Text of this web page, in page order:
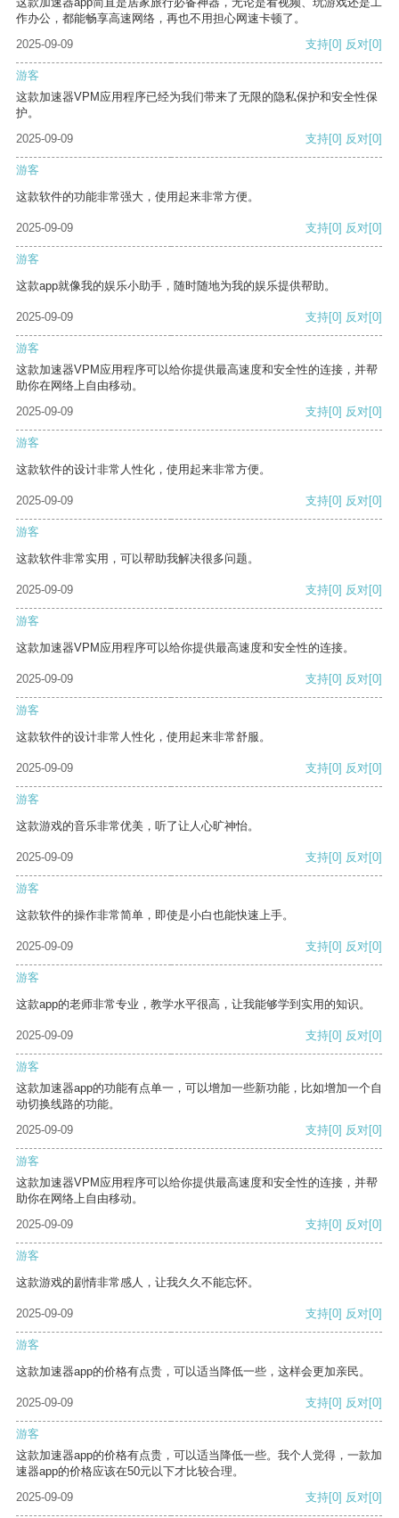
作办公，都能畅享高速网络，再也不用担心网速卡顿了。
2025-09-09
支持[0] 反对[0]
游客
这款加速器VPM应用程序已经为我们带来了无限的隐私保护和安全性保
护。
2025-09-09
支持[0] 反对[0]
游客
这款软件的功能非常强大，使用起来非常方便。
2025-09-09 支持[0] 反对[0]
游客
这款app就像我的娱乐小助手，随时随地为我的娱乐提供帮助。
2025-09-09 支持[0] 反对[0]
游客
这款加速器VPM应用程序可以给你提供最高速度和安全性的连接，并帮
助你在网络上自由移动。
2025-09-09
支持[0] 反对[0]
游客
这款软件的设计非常人性化，使用起来非常方便。
2025-09-09 支持[0] 反对[0]
游客
这款软件非常实用，可以帮助我解决很多问题。
2025-09-09 支持[0] 反对[0]
游客
这款加速器VPM应用程序可以给你提供最高速度和安全性的连接。
2025-09-09 支持[0] 反对[0]
游客
这款软件的设计非常人性化，使用起来非常舒服。
2025-09-09 支持[0] 反对[0]
游客
这款游戏的音乐非常优美，听了让人心旷神怡。
2025-09-09 支持[0] 反对[0]
游客
这款软件的操作非常简单，即使是小白也能快速上手。
2025-09-09 支持[0] 反对[0]
游客
这款app的老师非常专业，教学水平很高，让我能够学到实用的知识。
2025-09-09 支持[0] 反对[0]
游客
这款加速器app的功能有点单一，可以增加一些新功能，比如增加一个自
动切换线路的功能。
2025-09-09
支持[0] 反对[0]
游客
这款加速器VPM应用程序可以给你提供最高速度和安全性的连接，并帮
助你在网络上自由移动。
2025-09-09
支持[0] 反对[0]
游客
这款游戏的剧情非常感人，让我久久不能忘怀。
2025-09-09 支持[0] 反对[0]
游客
这款加速器app的价格有点贵，可以适当降低一些，这样会更加亲民。
2025-09-09 支持[0] 反对[0]
游客
这款加速器app的价格有点贵，可以适当降低一些。我个人觉得，一款加
速器app的价格应该在50元以下才比较合理。
2025-09-09
支持[0] 反对[0]